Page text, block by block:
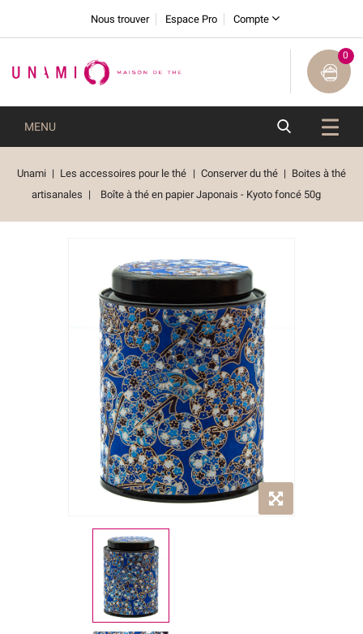
Nous trouver Espace Pro Compte
0
MENU
Unami Les accessoires pour le thé Conserver du thé
Boites à thé
artisanales
Boîte à thé en papier Japonais - Kyoto foncé 50g